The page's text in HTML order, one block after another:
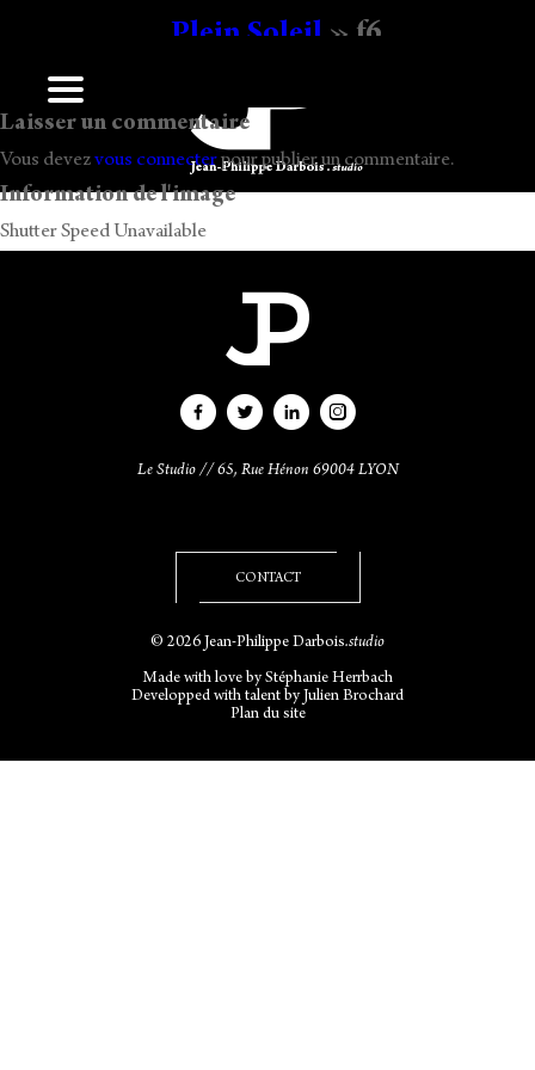
Plein Soleil » f6
Laisser un commentaire
Vous devezvous connecterpour publier un commentaire.
Information de l'image
Shutter Speed Unavailable
Le Studio // 65, Rue Hénon 69004 LYON
CONTACT
© 2026 Jean-Philippe Darbois.studio
Made with love byStéphanie Herrbach
Developped with talent by Julien Brochard
Plan du site